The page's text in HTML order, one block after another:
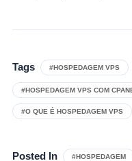
Tags #HOSPEDAGEM VPS
#HOSPEDAGEM VPS COM
#O QUE É HOSPEDAGEM VPS
Posted In #HOSPEDAGEM